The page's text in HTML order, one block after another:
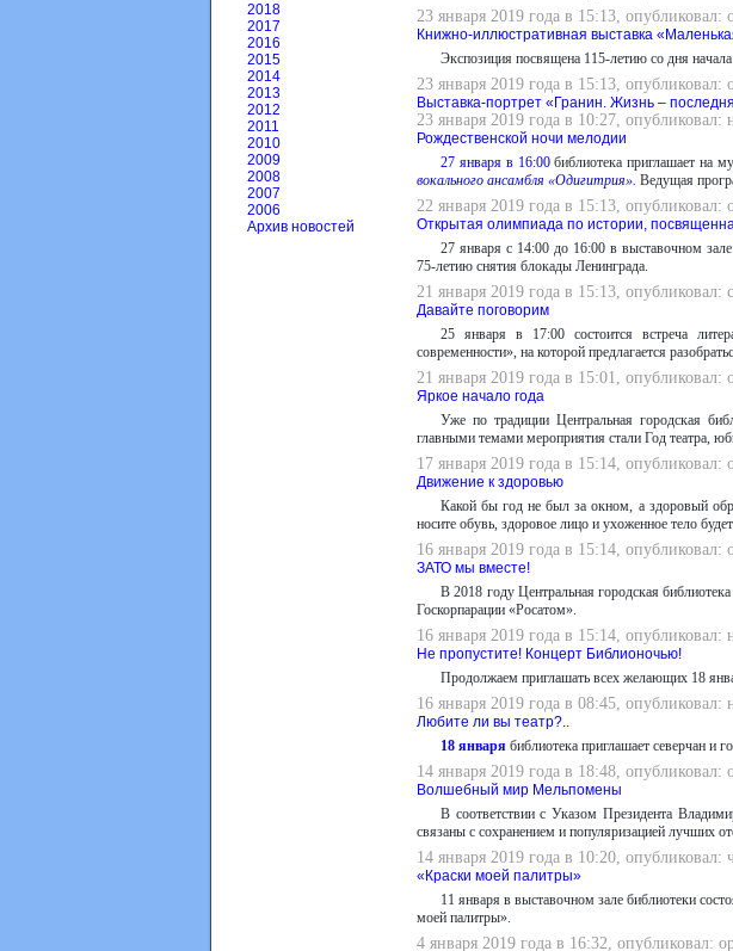
2018
2017
2016
2015
2014
2013
2012
2011
2010
2009
2008
2007
2006
Архив новостей
23 января 2019 года в 15:13, опубликовал:
Книжно-иллюстративная выставка
Экспозиция посвящена 115-летию со дня
23 января 2019 года в 15:13, опубликовал:
Выставка-портрет «Гранин. Жизнь –
23 января 2019 года в 10:27,
Рождественской ночи мелодии
27 января в 16:00библиотека приглашает на
вокального ансамбля «Одигитрия». Ведущая
22 января 2019 года в 15:13, опубликовал:
Открытая олимпиада по истории,
27 января с 14:00 до 16:00 в выставочном
75-летию снятия блокады Ленинграда.
21 января 2019 года в 15:13,
Давайте поговорим
25 января в 17:00 состоится встреча
современности», на которой предлагается
21 января 2019 года в 15:01, опубликовал:
Яркое начало года
Уже по традиции Центральная городская
главными темами мероприятия стали Год театра,
17 января 2019 года в 15:14, опубликовал:
Движение к здоровью
Какой бы год не был за окном, а здоровый
носите обувь, здоровое лицо и ухоженное тело
16 января 2019 года в 15:14,
ЗАТО мы вместе!
В 2018 году Центральная городская
Госкорпарации «Росатом».
16 января 2019 года в 15:14,
Не пропустите! Концерт Библионочью!
Продолжаем приглашать всех желающих 18
16 января 2019 года в 08:45,
Любите ли вы театр?..
18 января библиотека приглашает северчан и
14 января 2019 года в 18:48,
Волшебный мир Мельпомены
В соответствии с Указом Президента
связаны с сохранением и популяризацией лучших
14 января 2019 года в 10:20,
«Краски моей палитры»
11 января в выставочном зале библиотеки
моей палитры».
4 января 2019 года в 16:32, опубликовал: